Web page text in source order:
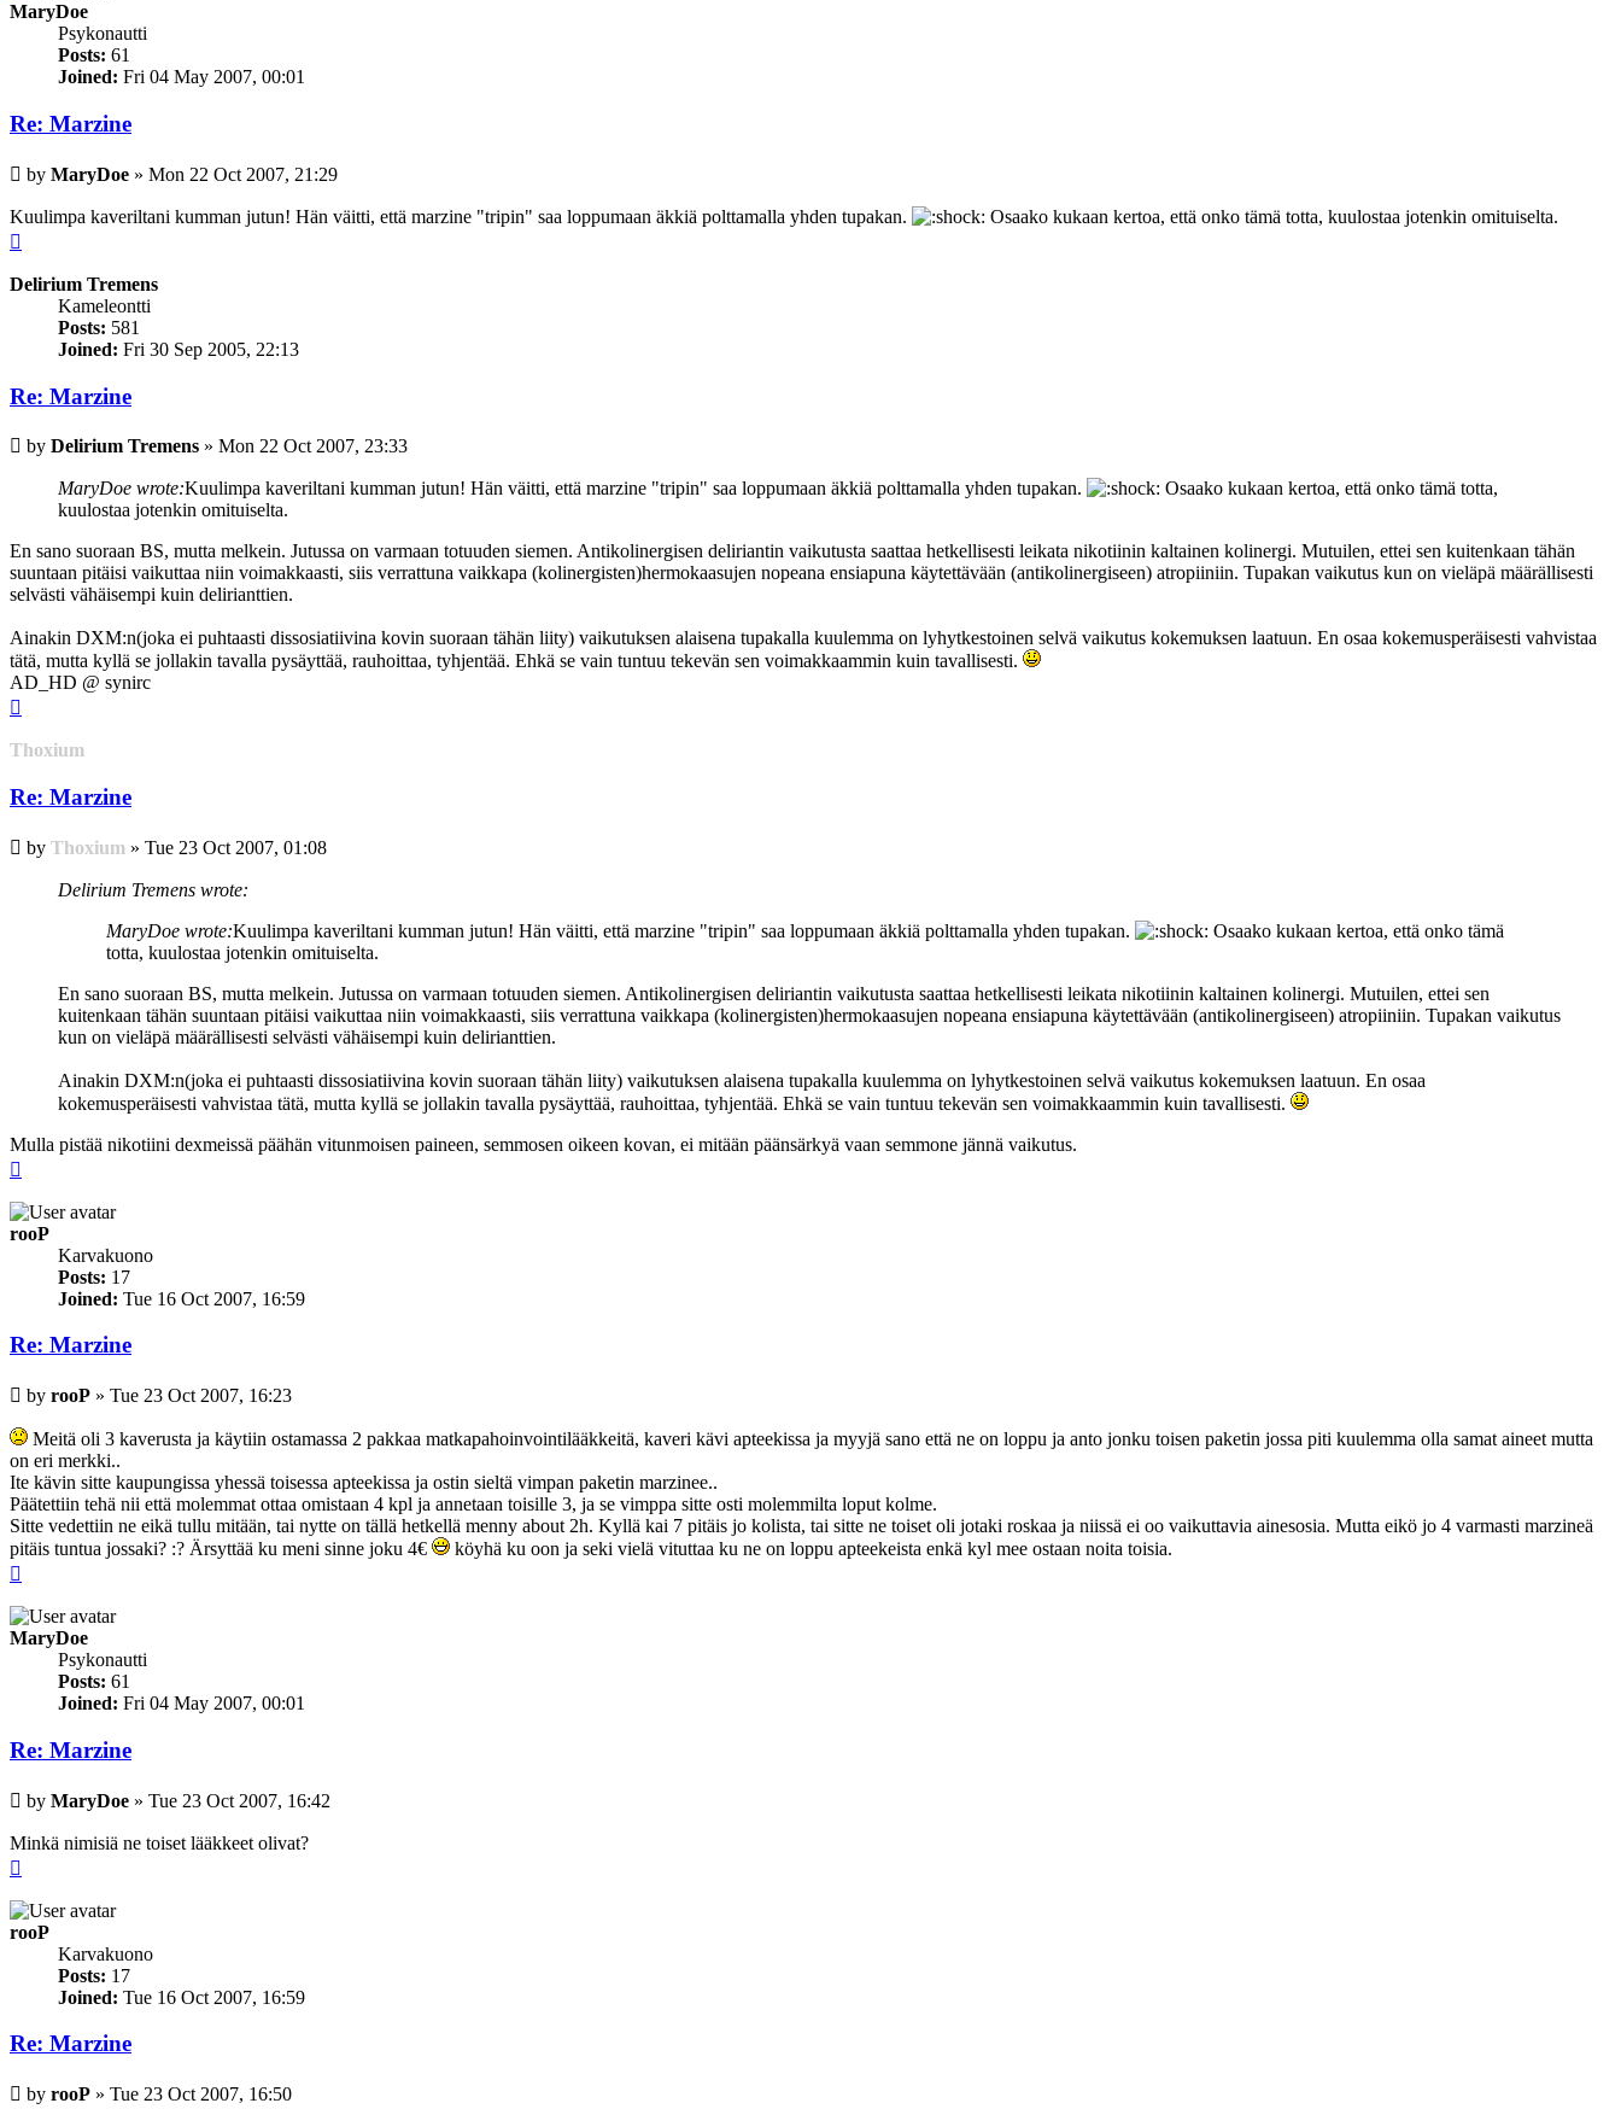
MaryDoe
Psykonautti
Posts: 61
Joined: Fri 04 May 2007, 00:01
Re: Marzine
Post
by MaryDoe » Mon 22 Oct 2007, 21:29
Kuulimpa kaveriltani kumman jutun! Hän väitti, että marzine "tripin" saa loppumaan äkkiä polttamalla yhden tupakan.
Osaako kukaan kertoa, että onko tämä totta, kuulostaa jotenkin omituiselta.
Delirium Tremens
Kameleontti
Posts: 581
Joined: Fri 30 Sep 2005, 22:13
Re: Marzine
Post
by Delirium Tremens » Mon 22 Oct 2007, 23:33
MaryDoe wrote:Kuulimpa kaveriltani kumman jutun! Hän väitti, että marzine "tripin" saa loppumaan äkkiä polttamalla yhden tupakan.
Osaako kukaan kertoa, että onko tämä totta,
kuulostaa jotenkin omituiselta.
En sano suoraan BS, mutta melkein. Jutussa on varmaan totuuden siemen. Antikolinergisen deliriantin vaikutusta saattaa hetkellisesti leikata nikotiinin kaltainen kolinergi. Mutuilen, ettei sen kuitenkaan tähän
suuntaan pitäisi vaikuttaa niin voimakkaasti, siis verrattuna vaikkapa (kolinergisten)hermokaasujen nopeana ensiapuna käytettävään (antikolinergiseen) atropiiniin. Tupakan vaikutus kun on vieläpä määrällisesti
selvästi vähäisempi kuin delirianttien.
Ainakin DXM:n(joka ei puhtaasti dissosiatiivina kovin suoraan tähän liity) vaikutuksen alaisena tupakalla kuulemma on lyhytkestoinen selvä vaikutus kokemuksen laatuun. En osaa kokemusperäisesti vahvistaa
tätä, mutta kyllä se jollakin tavalla pysäyttää, rauhoittaa, tyhjentää. Ehkä se vain tuntuu tekevän sen voimakkaammin kuin tavallisesti.
AD_HD @ synirc
Thoxium
Re: Marzine
Post
by Thoxium » Tue 23 Oct 2007, 01:08
Delirium Tremens wrote:
MaryDoe wrote:Kuulimpa kaveriltani kumman jutun! Hän väitti, että marzine "tripin" saa loppumaan äkkiä polttamalla yhden tupakan.
Osaako kukaan kertoa, että onko tämä
totta, kuulostaa jotenkin omituiselta.
En sano suoraan BS, mutta melkein. Jutussa on varmaan totuuden siemen. Antikolinergisen deliriantin vaikutusta saattaa hetkellisesti leikata nikotiinin kaltainen kolinergi. Mutuilen, ettei sen
kuitenkaan tähän suuntaan pitäisi vaikuttaa niin voimakkaasti, siis verrattuna vaikkapa (kolinergisten)hermokaasujen nopeana ensiapuna käytettävään (antikolinergiseen) atropiiniin. Tupakan vaikutus
kun on vieläpä määrällisesti selvästi vähäisempi kuin delirianttien.
Ainakin DXM:n(joka ei puhtaasti dissosiatiivina kovin suoraan tähän liity) vaikutuksen alaisena tupakalla kuulemma on lyhytkestoinen selvä vaikutus kokemuksen laatuun. En osaa
kokemusperäisesti vahvistaa tätä, mutta kyllä se jollakin tavalla pysäyttää, rauhoittaa, tyhjentää. Ehkä se vain tuntuu tekevän sen voimakkaammin kuin tavallisesti.
Mulla pistää nikotiini dexmeissä päähän vitunmoisen paineen, semmosen oikeen kovan, ei mitään päänsärkyä vaan semmone jännä vaikutus.
rooP
Karvakuono
Posts: 17
Joined: Tue 16 Oct 2007, 16:59
Re: Marzine
Post
by rooP » Tue 23 Oct 2007, 16:23
Meitä oli 3 kaverusta ja käytiin ostamassa 2 pakkaa matkapahoinvointilääkkeitä, kaveri kävi apteekissa ja myyjä sano että ne on loppu ja anto jonku toisen paketin jossa piti kuulemma olla samat aineet mutta
on eri merkki..
Ite kävin sitte kaupungissa yhessä toisessa apteekissa ja ostin sieltä vimpan paketin marzinee..
Päätettiin tehä nii että molemmat ottaa omistaan 4 kpl ja annetaan toisille 3, ja se vimppa sitte osti molemmilta loput kolme.
Sitte vedettiin ne eikä tullu mitään, tai nytte on tällä hetkellä menny about 2h. Kyllä kai 7 pitäis jo kolista, tai sitte ne toiset oli jotaki roskaa ja niissä ei oo vaikuttavia ainesosia. Mutta eikö jo 4 varmasti marzineä
pitäis tuntua jossaki? :? Ärsyttää ku meni sinne joku 4€
köyhä ku oon ja seki vielä vituttaa ku ne on loppu apteekeista enkä kyl mee ostaan noita toisia.
MaryDoe
Psykonautti
Posts: 61
Joined: Fri 04 May 2007, 00:01
Re: Marzine
Post
by MaryDoe » Tue 23 Oct 2007, 16:42
Minkä nimisiä ne toiset lääkkeet olivat?
rooP
Karvakuono
Posts: 17
Joined: Tue 16 Oct 2007, 16:59
Re: Marzine
Post
by rooP » Tue 23 Oct 2007, 16:50